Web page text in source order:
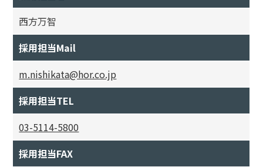
西方万智
採用担当Mail
m.nishikata@hor.co.jp
採用担当TEL
03-5114-5800
採用担当FAX